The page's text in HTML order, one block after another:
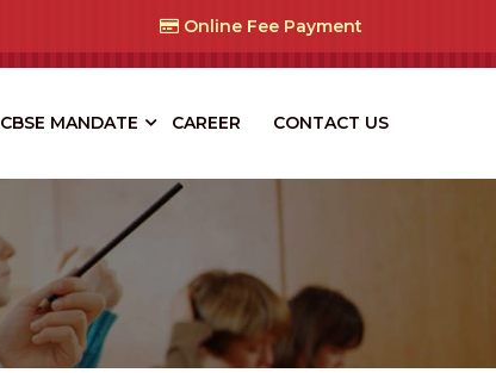
Online Fee Payment
CBSE MANDATE CAREER CONTACT US